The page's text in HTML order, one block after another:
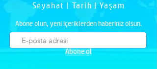
Seyahat | Tarih | Yaşam
Abone olun, yeni içeriklerden haberiniz olsun.
Abone ol